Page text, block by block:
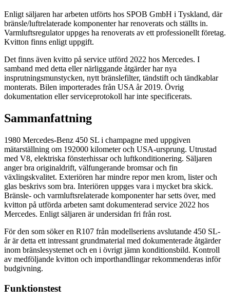
Enligt säljaren har arbeten utförts hos SPOB GmbH i Tyskland, där
bränsle/luftrelaterade komponenter har renoverats och ställts in.
Varmluftsregulator uppges ha renoverats av ett professionellt företag.
Kvitton finns enligt uppgift.
Det finns även kvitto på service utförd 2022 hos Mercedes. I
samband med detta eller närliggande åtgärder har nya
insprutningsmunstycken, nytt bränslefilter, tändstift och tändkablar
monterats. Bilen importerades från USA år 2019. Övrig
dokumentation eller serviceprotokoll har inte specificerats.
Sammanfattning
1980 Mercedes-Benz 450 SL i champagne med uppgiven
mätarställning om 192000 kilometer och USA-ursprung. Utrustad
med V8, elektriska fönsterhissar och luftkonditionering. Säljaren
anger bra originaldrift, välfungerande bromsar och fin
växlingskvalitet. Exteriören har mindre repor men krom, lister och
glas beskrivs som bra. Interiören uppges vara i mycket bra skick.
Bränsle- och varmluftsrelaterade komponenter har setts över, med
kvitton på utförda arbeten samt dokumenterad service 2022 hos
Mercedes. Enligt säljaren är undersidan fri från rost.
För den som söker en R107 från modellseriens avslutande 450 SL-
år är detta ett intressant grundmaterial med dokumenterade åtgärder
inom bränslesystemet och en i övrigt jämn konditionsbild. Kontroll
av medföljande kvitton och importhandlingar rekommenderas inför
budgivning.
Funktionstest